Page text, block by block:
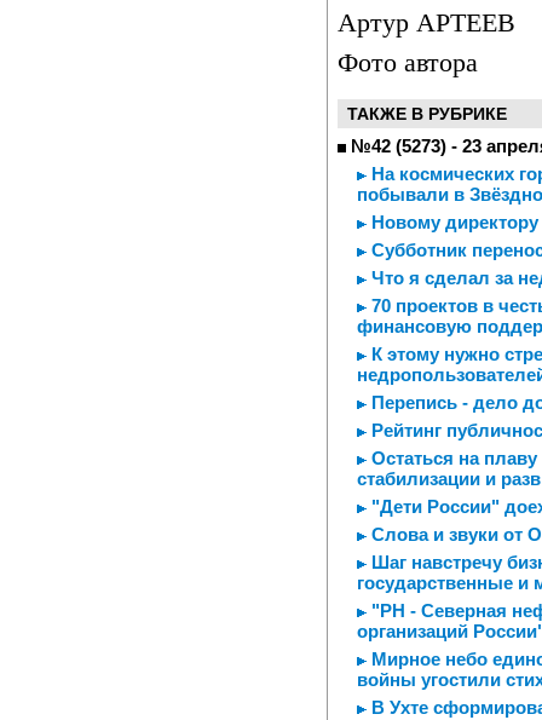
Артур АРТЕЕВ
Фото автора
ТАКЖЕ В РУБРИКЕ
№42 (5273) - 23
На космических
побывали в
Новому
Субботник
Что я сделал за
70 проектов в
финансовую
К этому нужно
Перепись - дело
Рейтинг
Остаться на
стабилизации и
"Дети России"
Слова и звуки от
Шаг навстречу
государственные и
"РН - Северная
организаций
Мирное небо
войны угостили
В Ухте